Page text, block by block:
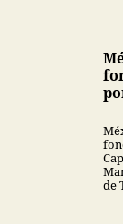
de